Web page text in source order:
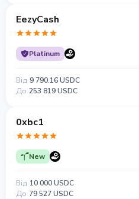
EezyCash
Platinum
Від 9 790.16 USDC
До 253 819 USDC
0xbc1
New
Від 10 000 USDC
До 79 527 USDC